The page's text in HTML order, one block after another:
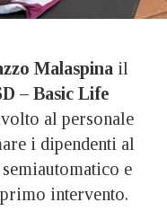
Malaspina il
– Basic Life
al personale
i dipendenti al
e
intervento.